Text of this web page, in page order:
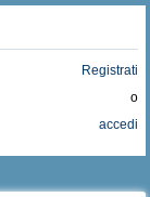
Registrati
o
accedi